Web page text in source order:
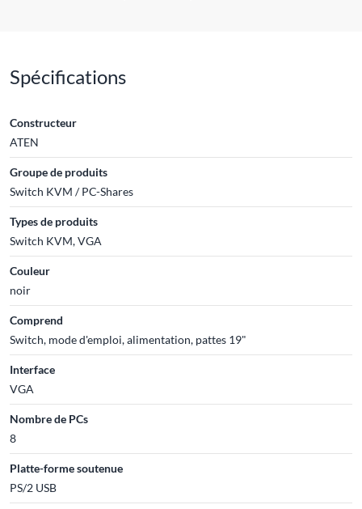
Spécifications
Constructeur
ATEN
Groupe de produits
Switch KVM / PC-Shares
Types de produits
Switch KVM, VGA
Couleur
noir
Comprend
Switch, mode d'emploi, alimentation, pattes 19"
Interface
VGA
Nombre de PCs
8
Platte-forme soutenue
PS/2 USB